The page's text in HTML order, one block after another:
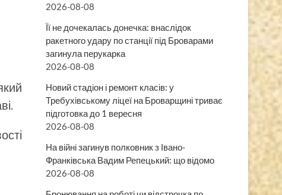
2026-08-08
Її не дочекалась донечка: внаслідок
ракетного удару по станції під Броварами
загинула перукарка
2026-08-08
Новий стадіон і ремонт класів: у
Требухівському ліцеї на Броварщині триває
підготовка до 1 вересня
2026-08-08
На війні загинув полковник з Івано-
Франківська Вадим Репецький: що відомо
2026-08-08